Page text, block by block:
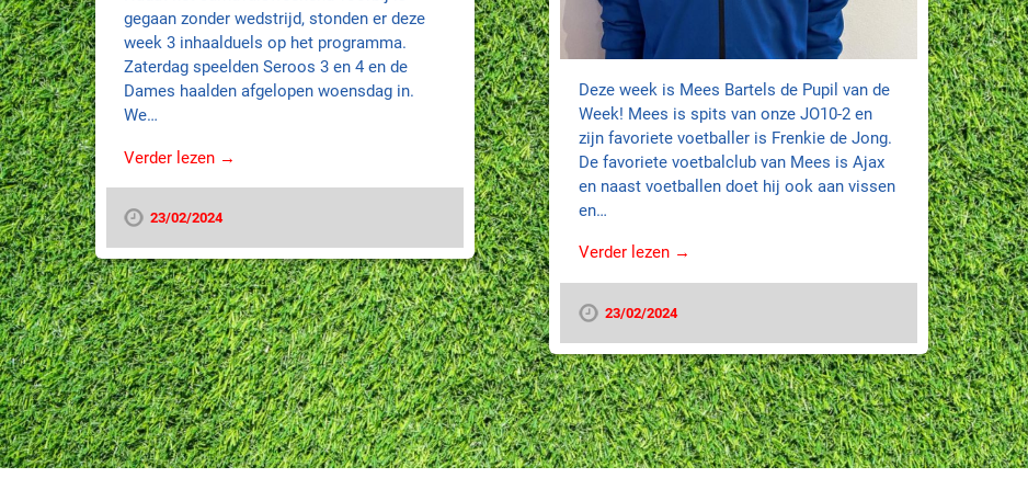
gegaan zonder wedstrijd, stonden er deze
week 3 inhaalduels op het programma.
Zaterdag speelden Seroos 3 en 4 en de
Dames haalden afgelopen woensdag in.
We…
Verder lezen →
23/02/2024
Deze week is Mees Bartels de Pupil van de
Week! Mees is spits van onze JO10-2 en
zijn favoriete voetballer is Frenkie de Jong.
De favoriete voetbalclub van Mees is Ajax
en naast voetballen doet hij ook aan vissen
en…
Verder lezen →
23/02/2024